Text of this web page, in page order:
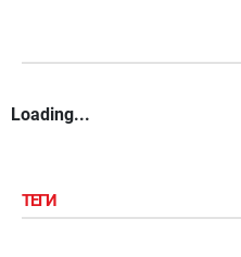
Loading...
ТЕГИ